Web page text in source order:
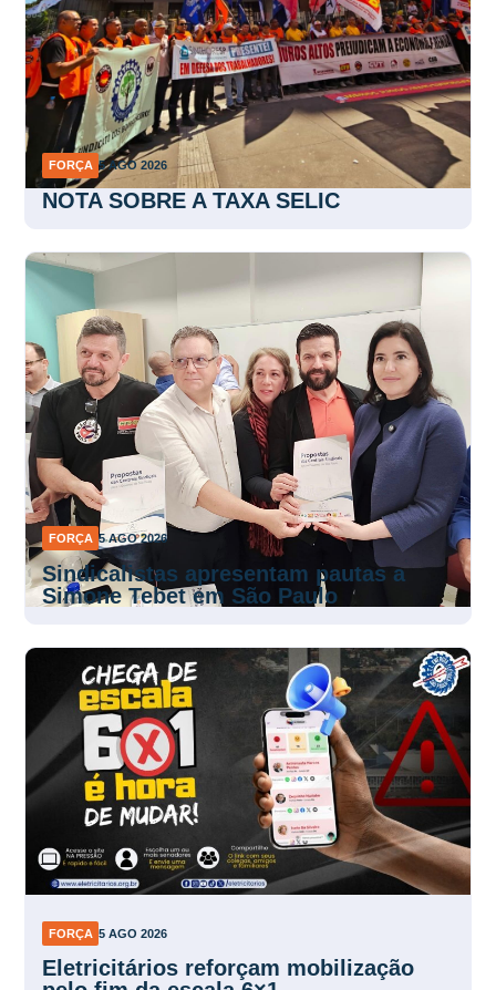
FORÇA 5 AGO 2026
NOTA SOBRE A TAXA SELIC
FORÇA 5 AGO 2026
Sindicalistas apresentam pautas a
Simone Tebet em São Paulo
FORÇA 5 AGO 2026
Eletricitários reforçam mobilização